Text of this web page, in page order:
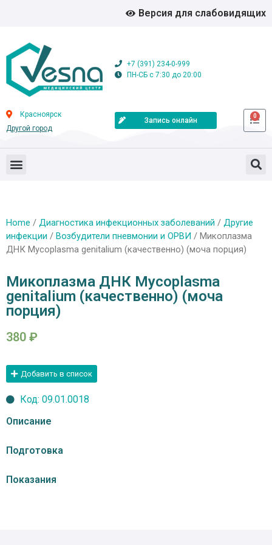
Версия для слабовидящих
+7 (391) 234-0-999
ПН-СБ с 7:30 до 20:00
Красноярск
Другой город
Запись онлайн
0
Home / Диагностика инфекционных заболеваний / Другие
инфекции / Возбудители пневмонии и ОРВИ / Микоплазма
ДНК Mycoplasma genitalium (качественно) (моча порция)
Микоплазма ДНК Mycoplasma
genitalium (качественно) (моча
порция)
380 ₽
Добавить в список
Код: 09.01.0018
Описание
Подготовка
Показания